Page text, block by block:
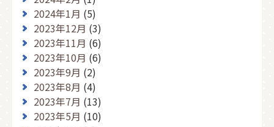
2024年1月 (5)
2023年12月 (3)
2023年11月 (6)
2023年10月 (6)
2023年9月 (2)
2023年8月 (4)
2023年7月 (13)
2023年5月 (10)